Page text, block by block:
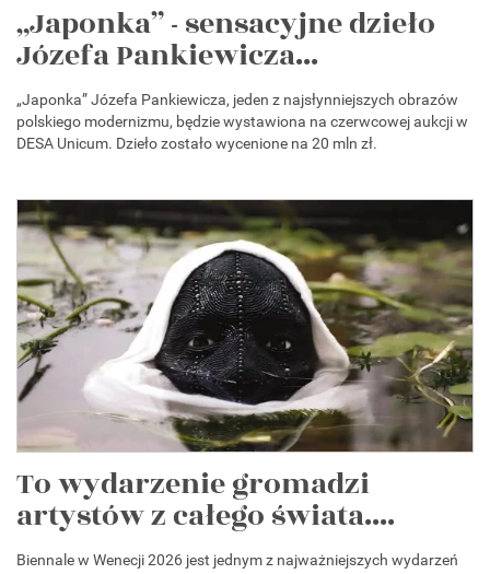
„Japonka” - sensacyjne dzieło
Józefa Pankiewicza...
„Japonka” Józefa Pankiewicza, jeden z najsłynniejszych obrazów
polskiego modernizmu, będzie wystawiona na czerwcowej aukcji w
DESA Unicum. Dzieło zostało wycenione na 20 mln zł.
To wydarzenie gromadzi
artystów z całego świata....
Biennale w Wenecji 2026 jest jednym z najważniejszych wydarzeń